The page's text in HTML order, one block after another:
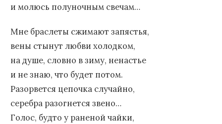
и молюсь полуночным свечам…
Мне браслеты сжимают запястья,
вены стынут любви холодком,
на душе, словно в зиму, ненастье
и не знаю, что будет потом.
Разорвется цепочка случайно,
серебра разогнется звено…
Голос, будто у раненой чайки,